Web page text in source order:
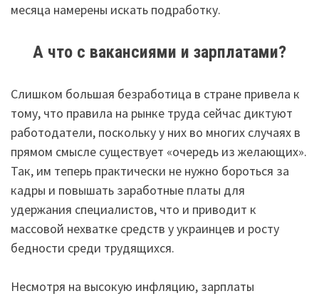
месяца намерены искать подработку.
А что с вакансиями и зарплатами?
Слишком большая безработица в стране привела к
тому, что правила на рынке труда сейчас диктуют
работодатели, поскольку у них во многих случаях в
прямом смысле существует «очередь из желающих».
Так, им теперь практически не нужно бороться за
кадры и повышать заработные платы для
удержания специалистов, что и приводит к
массовой нехватке средств у украинцев и росту
бедности среди трудящихся.
Несмотря на высокую инфляцию, зарплаты